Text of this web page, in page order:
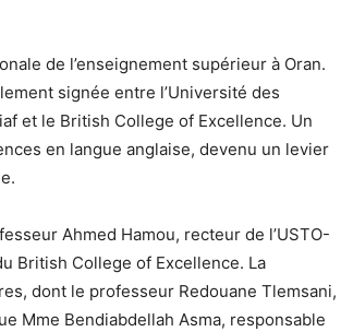
de l’enseignement supérieur à Oran.
signée entre l’Université des
et le British College of Excellence. Un
en langue anglaise, devenu un levier
Ahmed Hamou, recteur de l’USTO-
British College of Excellence. La
dont le professeur Redouane Tlemsani,
Mme Bendiabdellah Asma, responsable